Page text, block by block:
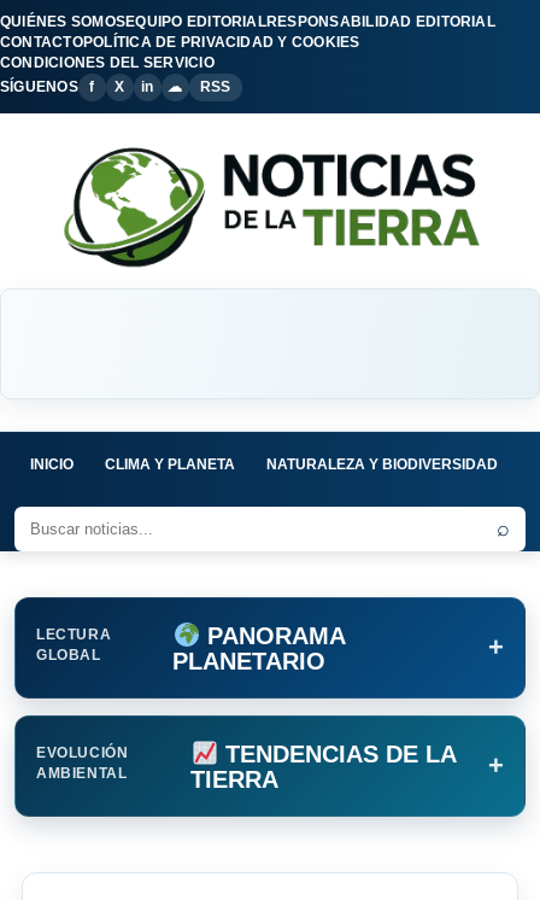
QUIÉNES SOMOSEQUIPO EDITORIALRESPONSABILIDAD EDITORIAL
CONTACTOPOLÍTICA DE PRIVACIDAD Y COOKIES
CONDICIONES DEL SERVICIO
SÍGUENOS
f X in ☁ RSS
INICIO CLIMA Y PLANETA NATURALEZA Y BIODIVERSIDAD
⌕
LECTURA
GLOBAL
PANORAMA
PLANETARIO
+
EVOLUCIÓN
AMBIENTAL
TENDENCIAS DE LA
TIERRA
+